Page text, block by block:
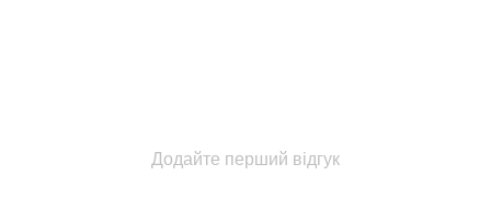
Додайте перший відгук